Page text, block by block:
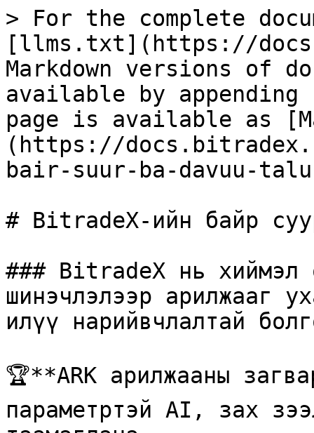
> For the complete
[llms.txt](https://
Markdown versions of
available by
page is available as
(https://
bair-suur-ba-davuu-
# BitradeX-ийн байр
### BitradeX нь хиймэл
шинэчлэлээр арилжааг
илүү нарийвчлалтай
🏆**ARK арилжааны
параметртэй AI, зах